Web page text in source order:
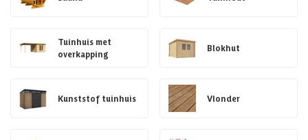
Tuinhuis met
overkapping
Blokhut
Kunststof tuinhuis Vlonder